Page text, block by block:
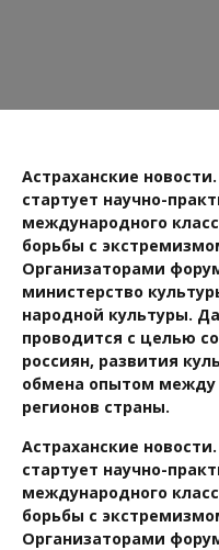
Астраханские
стартует научно-
международного
борьбы с
Организаторами
министерство
народной культуры.
проводится с целью
россиян, развития
обмена опытом между
регионов страны.
Астраханские
стартует научно-
международного
борьбы с
Организаторами